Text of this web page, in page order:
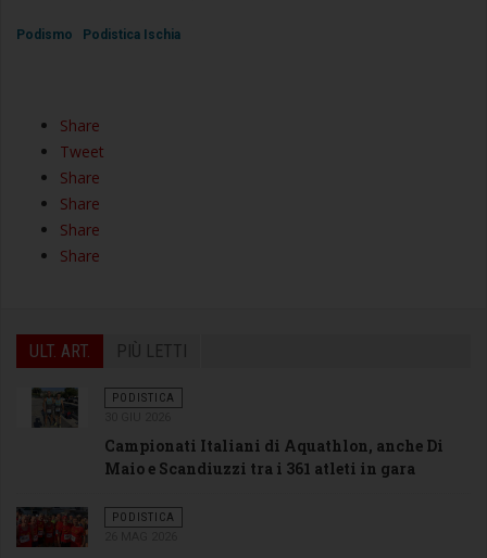
Podismo Podistica Ischia
Share
Tweet
Share
Share
Share
Share
ULT. ART. PIÙ LETTI
PODISTICA
Campionati Italiani di Aquathlon, anche Di
Maio e Scandiuzzi tra i 361 atleti in gara
PODISTICA